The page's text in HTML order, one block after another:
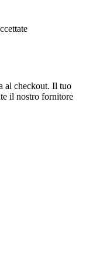
al checkout. Il tuo
il nostro fornitore